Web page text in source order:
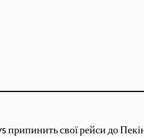
свої рейси до